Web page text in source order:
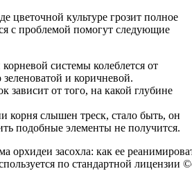
цветочной культуре грозит полное
с проблемой помогут следующие
системы колеблется от
зеленоватой и коричневой.
зависит от того, на какой глубине
корня слышен треск, стало быть, он
подобные элементы не получится.
по стандартной лицензии